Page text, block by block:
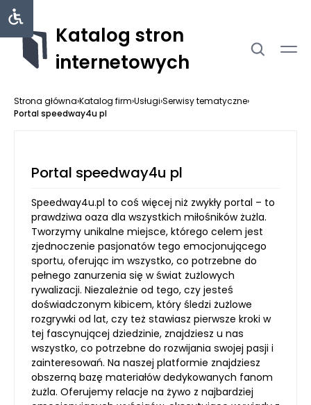
Katalog stron
internetowych
Strona główna›Katalog firm›Usługi›Serwisy tematyczne›
Portal speedway4u pl
Portal speedway4u pl
Speedway4u.pl to coś więcej niż zwykły portal – to
prawdziwa oaza dla wszystkich miłośników żużla.
Tworzymy unikalne miejsce, którego celem jest
zjednoczenie pasjonatów tego emocjonującego
sportu, oferując im wszystko, co potrzebne do
pełnego zanurzenia się w świat żużlowych
rywalizacji. Niezależnie od tego, czy jesteś
doświadczonym kibicem, który śledzi żużlowe
rozgrywki od lat, czy też stawiasz pierwsze kroki w
tej fascynującej dziedzinie, znajdziesz u nas
wszystko, co potrzebne do rozwijania swojej pasji i
zainteresowań. Na naszej platformie znajdziesz
obszerną bazę materiałów dedykowanych fanom
żużla. Oferujemy relacje na żywo z najbardziej